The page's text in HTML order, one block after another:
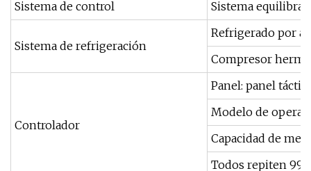
Sistema de control
Sistema
Sistema de refrigeración
Refrigerado por
Compresor
Controlador
Panel: panel táctil
Modelo de
Capacidad de
Todos repiten